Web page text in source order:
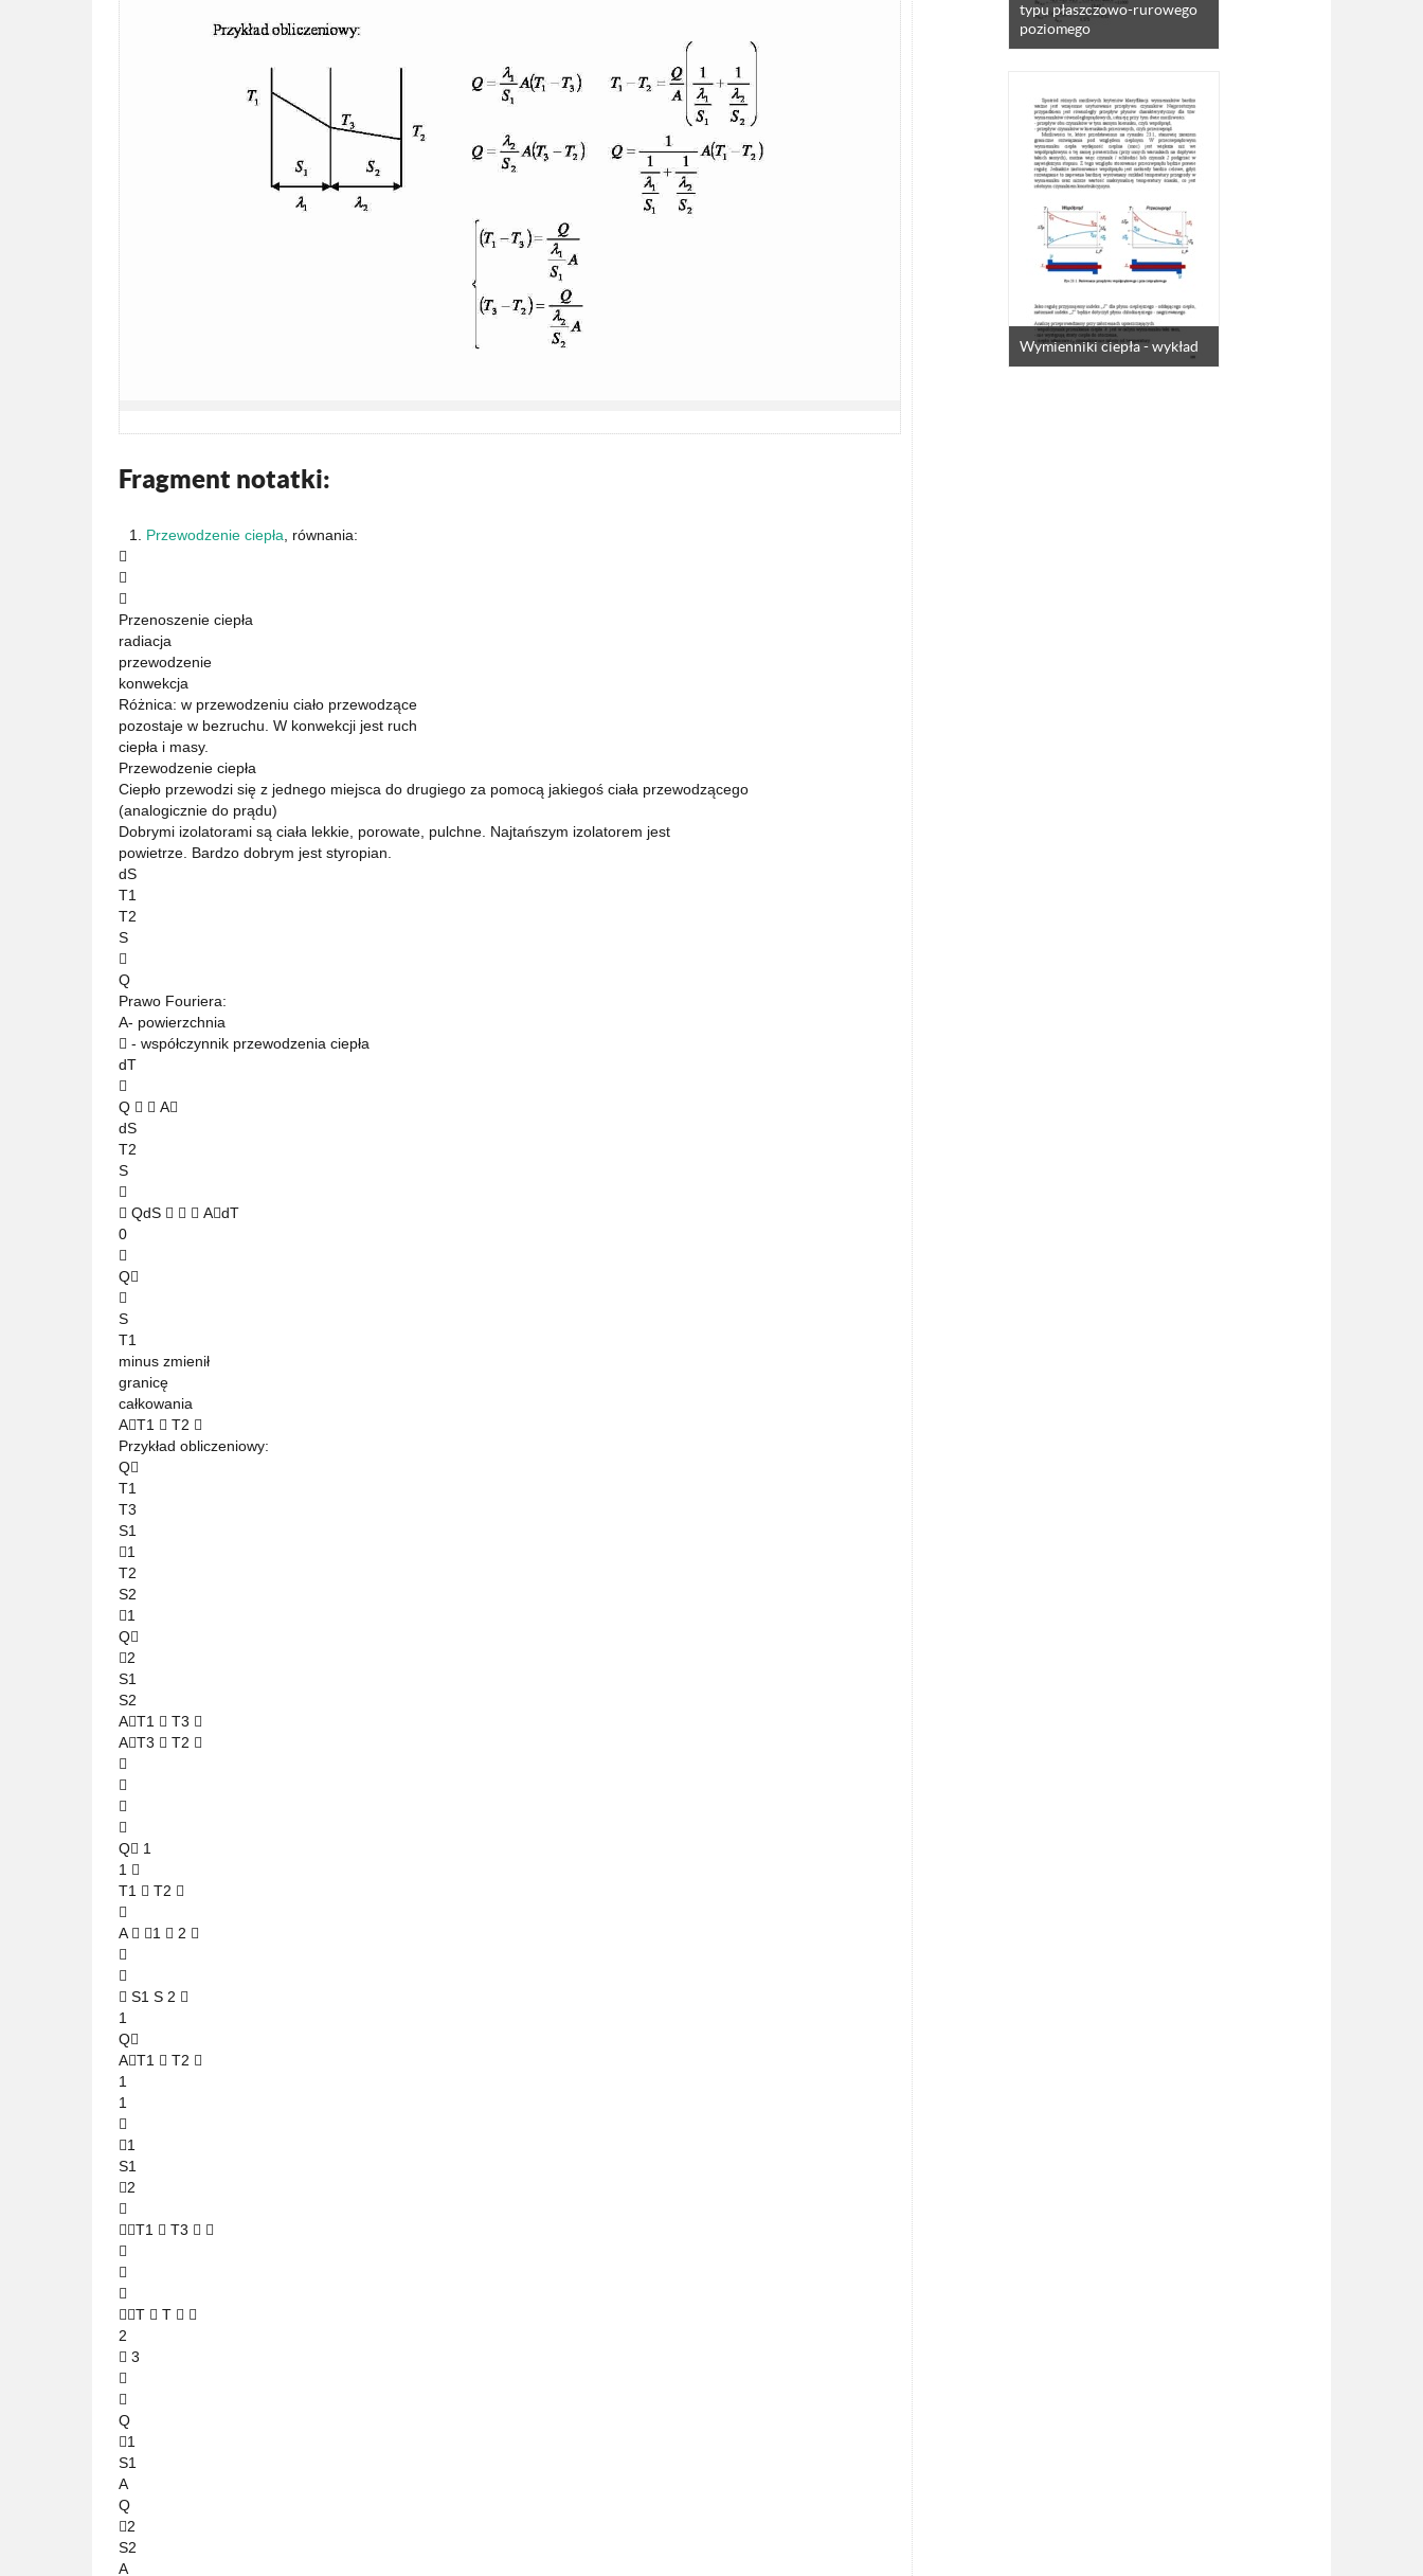
Fragment notatki:
1. Przewodzenie ciepła , równania:



Przenoszenie ciepła
radiacja
przewodzenie
konwekcja
Różnica: w przewodzeniu ciało przewodzące
pozostaje w bezruchu. W konwekcji jest ruch
ciepła i masy.
Przewodzenie ciepła
Ciepło przewodzi się z jednego miejsca do drugiego za pomocą jakiegoś ciała przewodzącego
(analogicznie do prądu)
Dobrymi izolatorami są ciała lekkie, porowate, pulchne. Najtańszym izolatorem jest
powietrze. Bardzo dobrym jest styropian.
dS
T1
T2
S

Q
Prawo Fouriera:
A- powierzchnia
 - współczynnik przewodzenia ciepła
dT

Q   A
dS
T2
S

 QdS    AdT
0

Q

S
T1
minus zmienił
granicę
całkowania
AT1  T2 
Przykład obliczeniowy:
Q
T1
T3
S1
1
T2
S2
1
Q
2
S1
S2
AT1  T3 
AT3  T2 




Q 1
1 
T1  T2 

A  1  2 


 S1 S 2 
1
Q
AT1  T2 
1
1

1
S1
2

T1  T3  



T  T  
2
 3


Q
1
S1
A
Q
2
S2
A
typu płaszczowo-rurowego
poziomego
Wymienniki ciepła - wykład